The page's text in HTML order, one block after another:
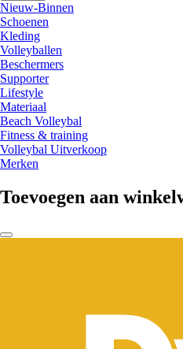
Nieuw-Binnen
Schoenen
Kleding
Volleyballen
Beschermers
Supporter
Lifestyle
Materiaal
Beach Volleybal
Fitness & training
Volleybal Uitverkoop
Merken
Toevoegen aan